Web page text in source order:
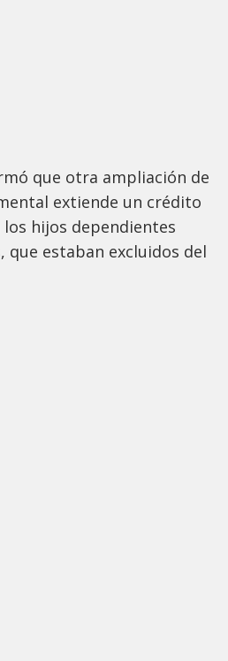
que otra ampliación de
extiende un crédito
hijos dependientes
que estaban excluidos del